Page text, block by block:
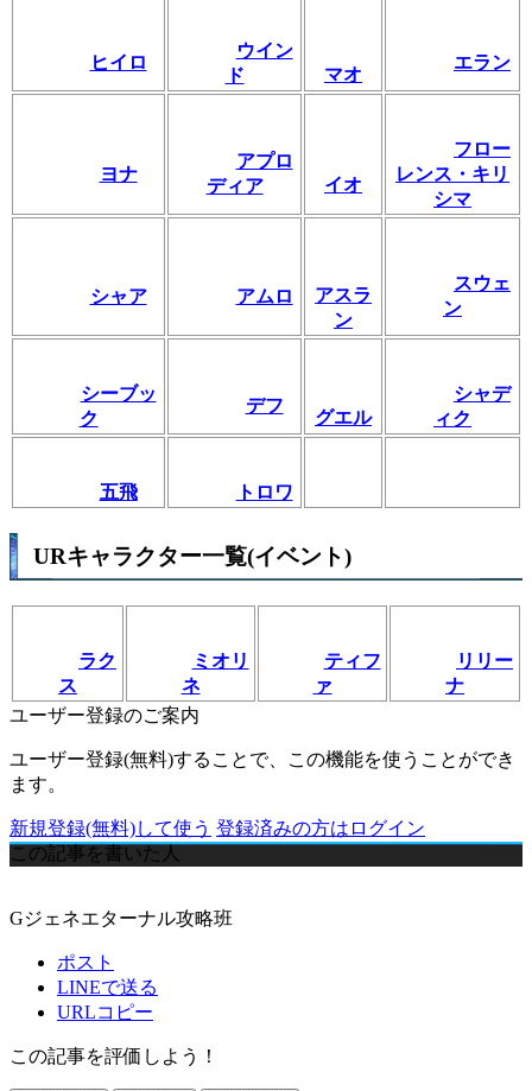
ヒイロ
ウイン
ド
マオ
エラン
ヨナ
アプロ
ディア
イオ
フロー
レンス・キリ
シマ
シャア アムロ
アスラ
ン
スウェ
ン
シーブッ
ク
デフ
グエル
シャデ
ィク
五飛 トロワ
URキャラクター一覧(イベント)
ラク
ス
ミオリ
ネ
ティフ
ァ
リリー
ナ
ユーザー登録のご案内
ユーザー登録(無料)することで、この機能を使うことができ
ます。
新規登録(無料)して使う 登録済みの方はログイン
この記事を書いた人
Gジェネエターナル攻略班
ポスト
LINEで送る
URLコピー
この記事を評価しよう！